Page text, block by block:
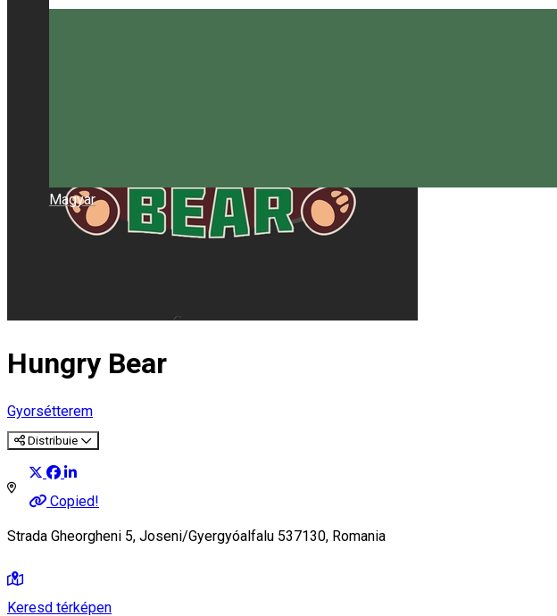
Magyar
Hungry Bear
Gyorsétterem
Distribuie
Copied!
Strada Gheorgheni 5, Joseni/Gyergyóalfalu 537130, Romania
Keresd térképen